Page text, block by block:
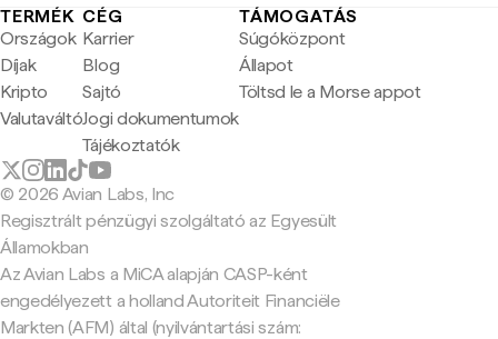
TERMÉK
Országok
Díjak
Kripto
Valutaváltó
CÉG
Karrier
Blog
Sajtó
Jogi dokumentumok
Tájékoztatók
TÁMOGATÁS
Súgóközpont
Állapot
Töltsd le a Morse appot
© 2026 Avian Labs, Inc
Regisztrált pénzügyi szolgáltató az Egyesült
Államokban
Az Avian Labs a MiCA alapján CASP-ként
engedélyezett a holland Autoriteit Financiële
Markten (AFM) által (nyilvántartási szám: